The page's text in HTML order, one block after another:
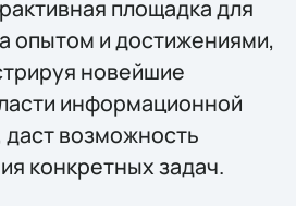
площадка для
опытом и достижениями,
новейшие
информационной
возможность
конкретных задач.